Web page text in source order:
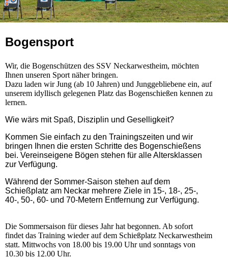
Bogensport
Wir, die Bogenschützen des SSV Neckarwestheim, möchten
Ihnen unseren Sport näher bringen.
Dazu laden wir Jung (ab 10 Jahren) und Junggebliebene ein, auf
unserem idyllisch gelegenen Platz das Bogenschießen kennen zu
lernen.
Wie wärs mit Spaß, Disziplin und Geselligkeit?
Kommen Sie einfach zu den Trainingszeiten und wir
bringen Ihnen die ersten Schritte des Bogenschießens
bei. Vereinseigene Bögen stehen für alle Altersklassen
zur Verfügung.
Während der Sommer-Saison stehen auf dem
Schießplatz am Neckar mehrere Ziele in 15-, 18-, 25-,
40-, 50-, 60- und 70-Metern Entfernung zur Verfügung.
Die Sommersaison für dieses Jahr hat begonnen. Ab sofort
findet das Training wieder auf dem Schießplatz Neckarwestheim
statt. Mittwochs von 18.00 bis 19.00 Uhr und sonntags von
10.30 bis 12.00 Uhr.